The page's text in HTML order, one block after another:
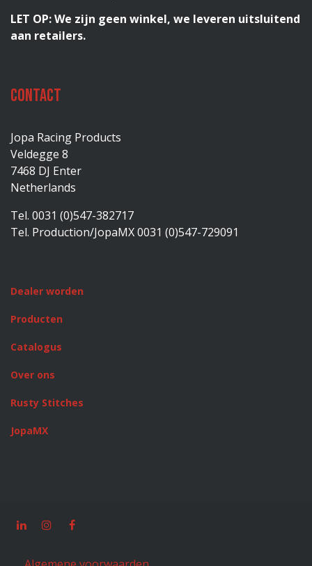
LET OP: We zijn geen winkel, we leveren uitsluitend
aan retailers.
Contact
Jopa Racing Products
Veldegge 8
7468 DJ Enter
Netherlands
Tel. 0031 (0)547-382717
Tel. Production/JopaMX 0031 (0)547-729091
Dealer worden
Producten
Catalogus
Over ons
Rusty Stitches
JopaMX